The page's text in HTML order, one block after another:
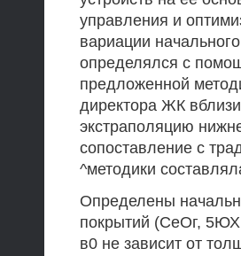
управления и
вариации
определялся с
предложенной
директора ЖК
экстраполяцию
сопоставление с
^методики
Определены
покрытий (СеОг,
в0 не зависит от